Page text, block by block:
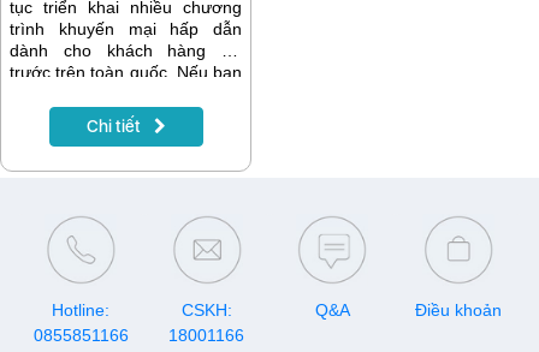
tục triển khai nhiều chương
trình khuyến mại hấp dẫn
dành cho khách hàng trả
trước trên toàn quốc. Nếu bạn
gia hạn gói cước, đăng ký
data, gọi thoại hay tích lũy tài
được nhiều ưu đãi nhất.
Chi tiết
Hotline:
0855851166
CSKH:
18001166
Q&A Điều khoản